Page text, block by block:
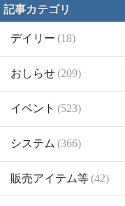
記事カテゴリ
デイリー (18)
おしらせ(209)
イベント (523)
システム (366)
販売アイテム等(42)